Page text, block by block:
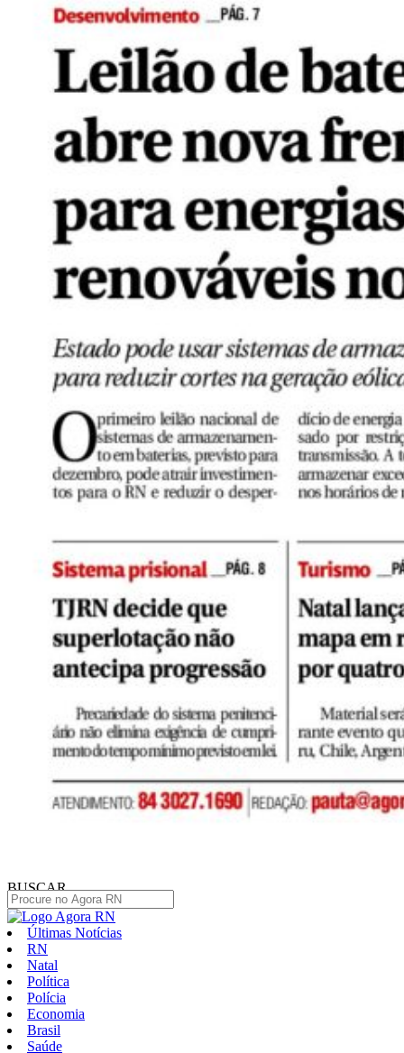
BUSCAR
Últimas Notícias
RN
Natal
Política
Polícia
Economia
Brasil
Saúde